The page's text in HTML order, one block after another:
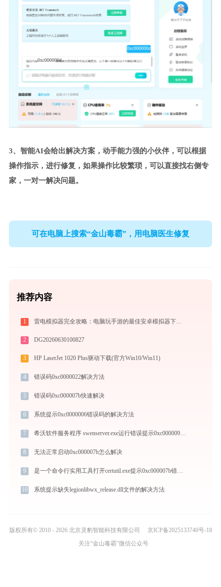
0xc000000d
0xc000000d
3、智能AI会给出解决方案，动手能力强的小伙伴，可以根据
操作指示，进行修复，如果操作比较繁琐，可以直接找右侧专
家，一对一解决问题。
可在电脑上搜索“金山毒霸”，用电脑医生修复
推荐内容
1 雷电模拟器完全攻略：电脑玩手游的最佳安卓模拟器下载安装与优化配置指南
2 DG20260630100827
3 HP LaserJet 1020 Plus驱动下载(官方Win10/Win11)
4 错误码0xc0000022解决方法
5 错误码0xc000007b快速解决
6 系统提示0xc0000006错误码的解决方法
7 希沃软件服务程序 swenserver.exe运行错误提示0xc000009a的解决办法
8 无法正常启动0xc000007b怎么解决
9 是一个命令行实用工具打开certutil.exe提示0xc000007b错误码怎么办
10 系统提示缺失legionlibwx_release.dll文件的解决方法
版权所有© 2010 - 2026 北京灵豹智能科技有限公司
京ICP备2025133740号-18
关注“金山毒霸”微信公众号